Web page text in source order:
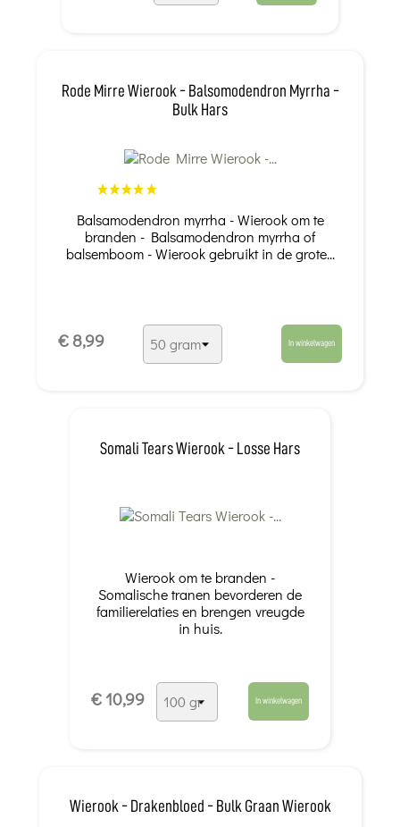
Rode Mirre Wierook - Balsomodendron Myrrha -
Bulk Hars
Balsamodendron myrrha - Wierook om te
branden - Balsamodendron myrrha of
balsemboom - Wierook gebruikt in de grote...
€ 8,99 In winkelwagen
Somali Tears Wierook - Losse Hars
Wierook om te branden -
Somalische tranen bevorderen de
familierelaties en brengen vreugde
in huis.
€ 10,99 In winkelwagen
Wierook - Drakenbloed - Bulk Graan Wierook